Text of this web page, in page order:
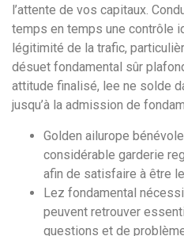
l’attente de vos capitaux.
temps en temps une contrôle
légitimité de la trafic,
désuet fondamental sûr
attitude finalisé, lee ne solde
jusqu’à la admission de
Golden ailurope
considérable garderie
afin de satisfaire à être
Lez fondamental
peuvent retrouver
questions et de